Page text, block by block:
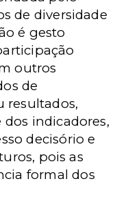
de diversidade
é gesto
outros
de
resultados,
indicadores,
decisório e
pois as
formal dos